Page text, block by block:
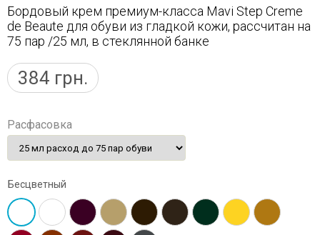
Бордовый крем премиум-класса Mavi Step Creme
de Beaute для обуви из гладкой кожи, рассчитан на
75 пар /25 мл, в стеклянной банке
384 грн.
Расфасовка
Бесцветный